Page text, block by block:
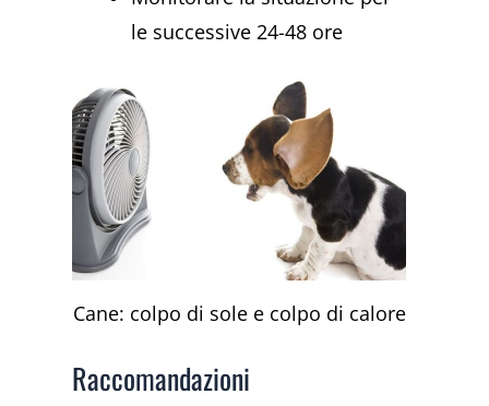
le successive 24-48 ore
Cane: colpo di sole e colpo di calore
Raccomandazioni